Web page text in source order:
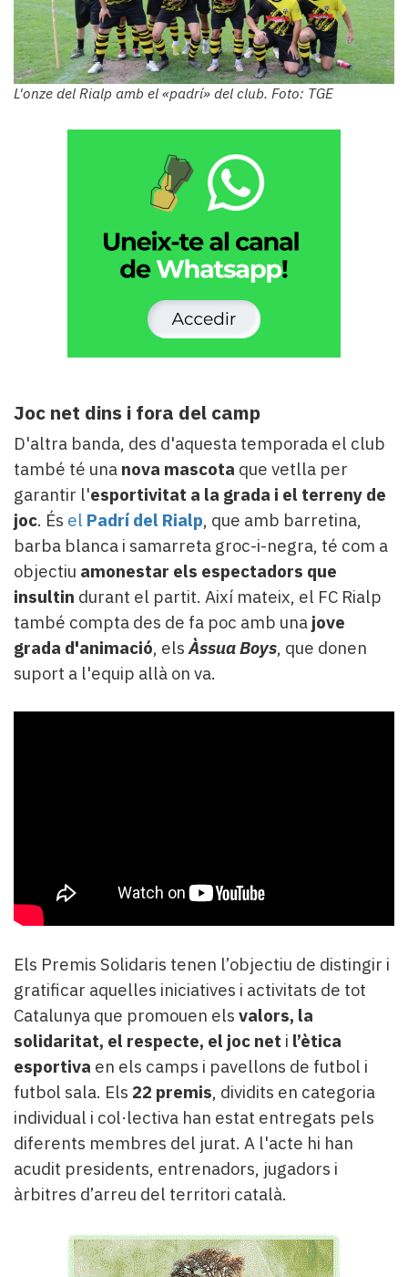
L'onze del Rialp amb el «padrí» del club. Foto: TGE
Joc net dins i fora del camp
D'altra banda, des d'aquesta temporada el club
també té una nova mascota que vetlla per
garantir l'esportivitat a la grada i el terreny de
joc. És el Padrí del Rialp, que amb barretina,
barba blanca i samarreta groc-i-negra, té com a
objectiu amonestar els espectadors que
insultin durant el partit. Així mateix, el FC Rialp
també compta des de fa poc amb una jove
grada d'animació, elsÀssua Boys, que donen
suport a l'equip allà on va.
Els Premis Solidaris tenen l’objectiu de distingir i
gratificar aquelles iniciatives i activitats de tot
Catalunya que promouen els valors, la
solidaritat, el respecte, el joc net i l’ètica
esportiva en els camps i pavellons de futbol i
futbol sala. Els 22 premis, dividits en categoria
individual i col·lectiva han estat entregats pels
diferents membres del jurat. A l'acte hi han
acudit presidents, entrenadors, jugadors i
àrbitres d’arreu del territori català.